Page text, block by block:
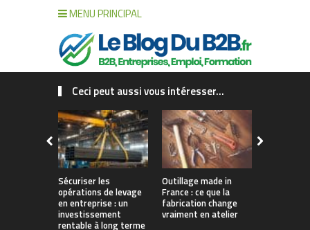
MENU PRINCIPAL
Ceci peut aussi vous intéresser...
Sécuriser les
opérations de levage
en entreprise : un
investissement
rentable à long terme
Outillage made in
France : ce que la
fabrication change
vraiment en atelier